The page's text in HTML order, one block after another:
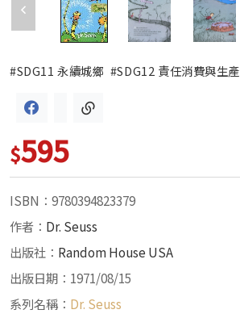
#SDG11 永續城鄉 #SDG12 責任消費與生產
$595
ISBN：9780394823379
作者： Dr. Seuss
出版社： Random House USA
出版日期：1971/08/15
系列名稱： Dr. Seuss